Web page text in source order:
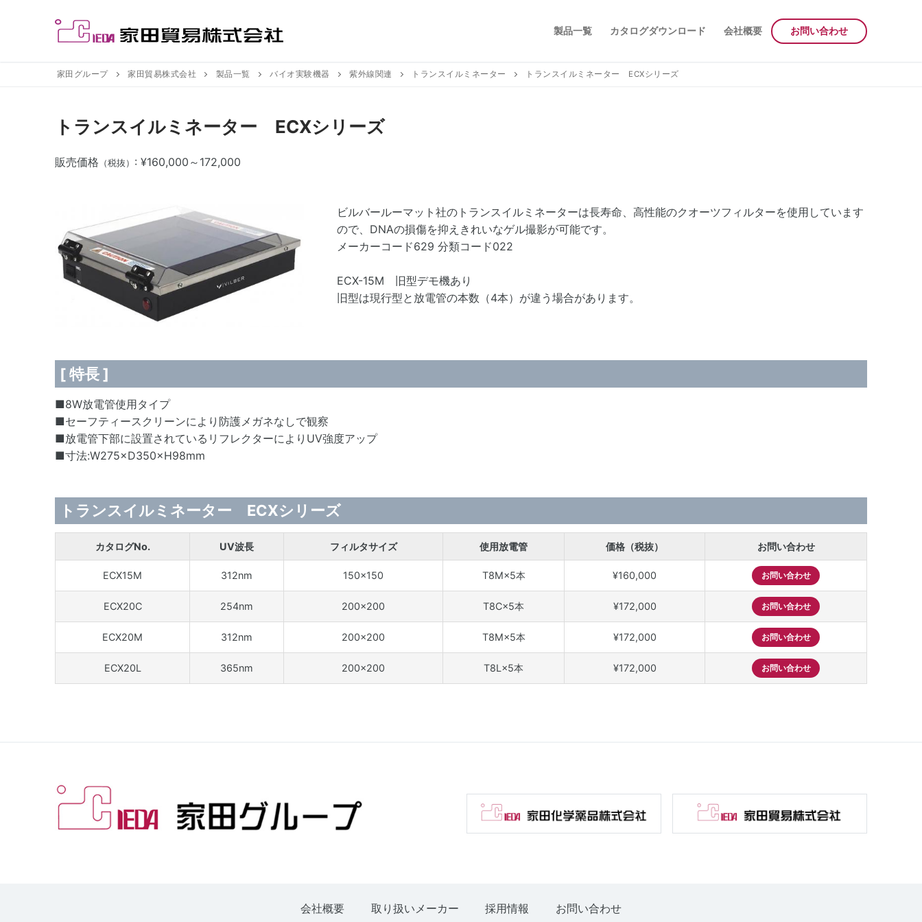
製品一覧 カタログダウンロード 会社概要 お問い合わせ
家田グループ 家田貿易株式会社 製品一覧 バイオ実験機器 紫外線関連 トランスイルミネーター トランスイルミネーター ECXシリーズ
トランスイルミネーター ECXシリーズ
販売価格 （税抜） : ¥160,000～172,000
ビルバールーマット社のトランスイルミネーターは長寿命、高性能のクオーツフィルターを使用しています
ので、DNAの損傷を抑えきれいなゲル撮影が可能です。
メーカーコード629 分類コード022
ECX-15M 旧型デモ機あり
旧型は現行型と放電管の本数（4本）が違う場合があります。
[ 特長 ]
■8W放電管使用タイプ
■セーフティースクリーンにより防護メガネなしで観察
■放電管下部に設置されているリフレクターによりUV強度アップ
■寸法:W275×D350×H98mm
トランスイルミネーター ECXシリーズ
カタログNo. UV波長 フィルタサイズ 使用放電管 価格（税抜） お問い合わせ
ECX15M 312nm 150×150 T8M×5本 ¥160,000 お問い合わせ
ECX20C 254nm 200×200 T8C×5本 ¥172,000 お問い合わせ
ECX20M 312nm 200×200 T8M×5本 ¥172,000 お問い合わせ
ECX20L 365nm 200×200 T8L×5本 ¥172,000 お問い合わせ
会社概要 取り扱いメーカー 採用情報 お問い合わせ